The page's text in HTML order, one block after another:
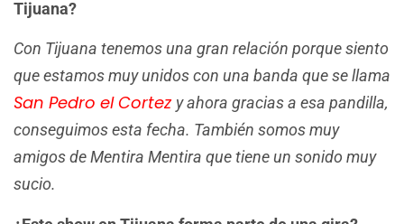
Tijuana?
Con Tijuana tenemos una gran relación porque siento
que estamos muy unidos con una banda que se llama
San Pedro el Cortez y ahora gracias a esa pandilla,
conseguimos esta fecha. También somos muy
amigos de Mentira Mentira que tiene un sonido muy
sucio.